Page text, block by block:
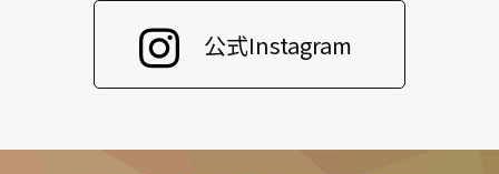
公式Instagram